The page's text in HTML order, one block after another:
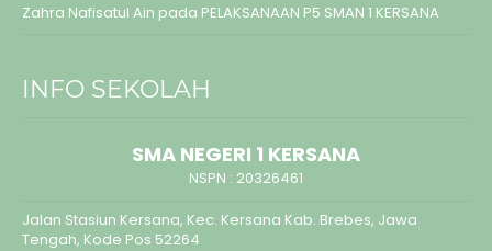
Zahra Nafisatul Ain pada PELAKSANAAN P5 SMAN 1 KERSANA
INFO SEKOLAH
SMA NEGERI 1 KERSANA
NSPN : 20326461
Jalan Stasiun Kersana, Kec. Kersana Kab. Brebes, Jawa
Tengah, Kode Pos 52264